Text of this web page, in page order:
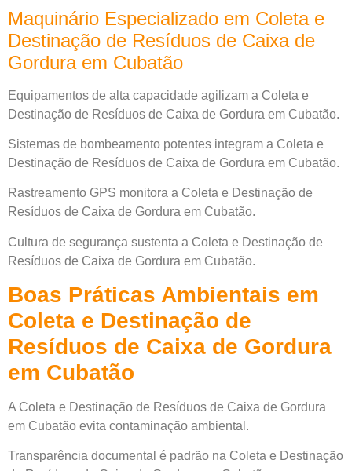
Maquinário Especializado em Coleta e
Destinação de Resíduos de Caixa de
Gordura em Cubatão
Equipamentos de alta capacidade agilizam a Coleta e
Destinação de Resíduos de Caixa de Gordura em Cubatão.
Sistemas de bombeamento potentes integram a Coleta e
Destinação de Resíduos de Caixa de Gordura em Cubatão.
Rastreamento GPS monitora a Coleta e Destinação de
Resíduos de Caixa de Gordura em Cubatão.
Cultura de segurança sustenta a Coleta e Destinação de
Resíduos de Caixa de Gordura em Cubatão.
Boas Práticas Ambientais em
Coleta e Destinação de
Resíduos de Caixa de Gordura
em Cubatão
A Coleta e Destinação de Resíduos de Caixa de Gordura
em Cubatão evita contaminação ambiental.
Transparência documental é padrão na Coleta e Destinação